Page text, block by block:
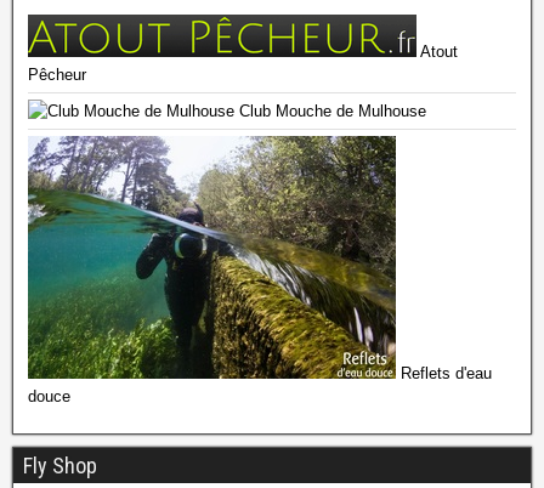
Atout
Pêcheur
Club Mouche de Mulhouse
Reflets d'eau
douce
Fly Shop